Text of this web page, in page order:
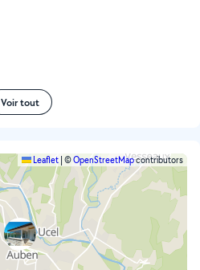
Voir tout
Leaflet ©OpenStreetMapcontributors